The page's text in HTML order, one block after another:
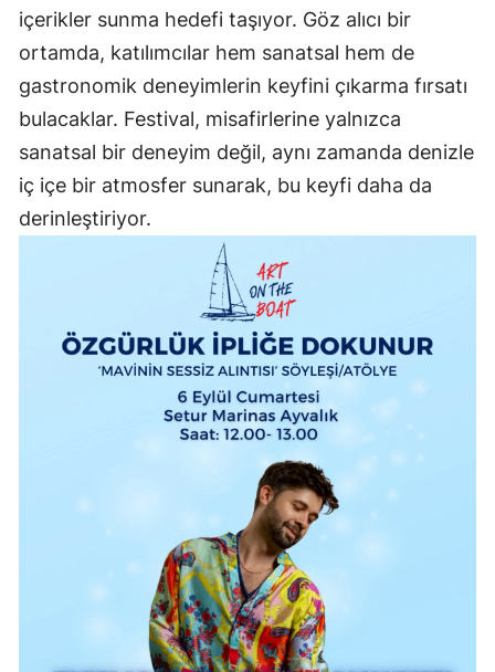
içerikler sunma hedefi taşıyor. Göz alıcı bir
ortamda, katılımcılar hem sanatsal hem de
gastronomik deneyimlerin keyfini çıkarma fırsatı
bulacaklar. Festival, misafirlerine yalnızca
sanatsal bir deneyim değil, aynı zamanda denizle
iç içe bir atmosfer sunarak, bu keyfi daha da
derinleştiriyor.